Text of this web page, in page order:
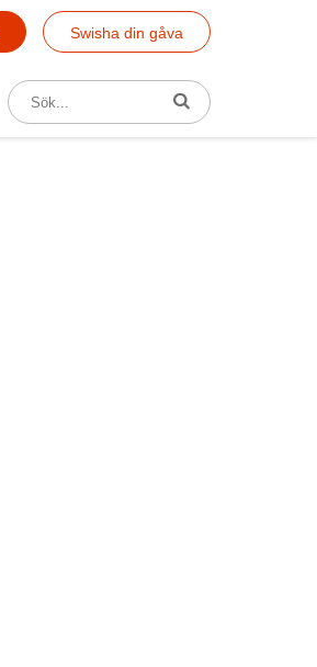
Swisha din gåva
Sök efter: